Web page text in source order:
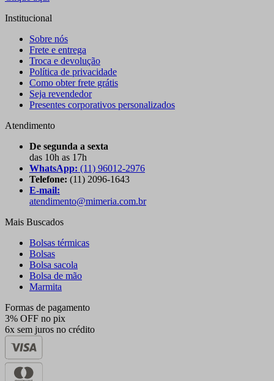
Institucional
Sobre nós
Frete e entrega
Troca e devolução
Política de privacidade
Como obter frete grátis
Seja revendedor
Presentes corporativos personalizados
Atendimento
De segunda a sexta
das 10h as 17h
WhatsApp: (11) 96012-2976
Telefone: (11) 2096-1643
E-mail:
atendimento@mimeria.com.br
Mais Buscados
Bolsas térmicas
Bolsas
Bolsa sacola
Bolsa de mão
Marmita
Formas de pagamento
3% OFF no pix
6x sem juros no crédito